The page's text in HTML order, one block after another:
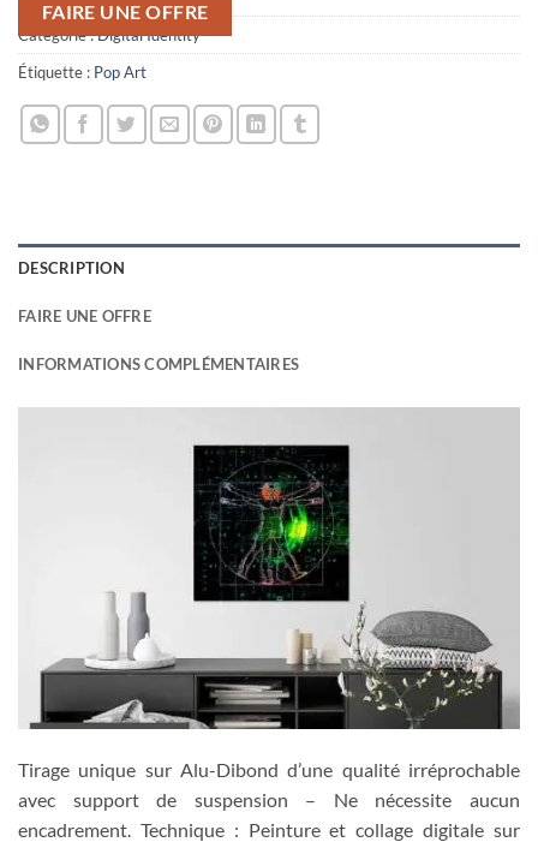
FAIRE UNE OFFRE
Catégorie :Digital Identity
Étiquette : Pop Art
DESCRIPTION
FAIRE UNE OFFRE
INFORMATIONS COMPLÉMENTAIRES
Tirage unique sur Alu-Dibond d’une qualité irréprochable
avec support de suspension – Ne nécessite aucun
encadrement. Technique : Peinture et collage digitale sur